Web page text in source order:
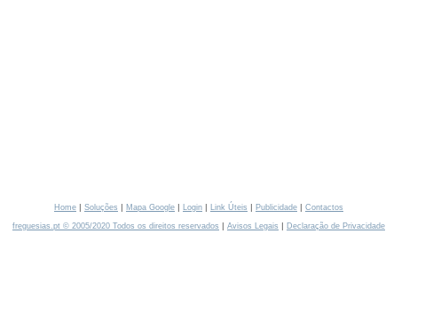
Home | Soluções | Mapa Google | Login | Link Úteis | Publicidade | Contactos
freguesias.pt © 2005/2020 Todos os direitos reservados | Avisos Legais | Declaração de Privacidade